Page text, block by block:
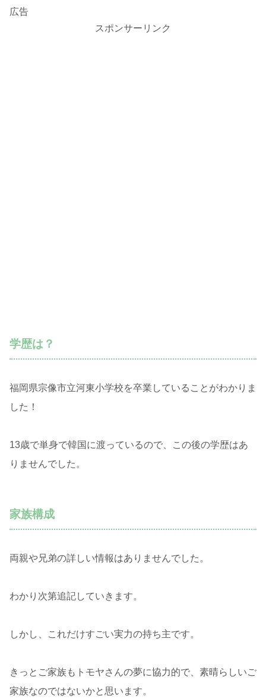
広告
スポンサーリンク
学歴は？
福岡県宗像市立河東小学校を卒業していることがわかりま
した！
13歳で単身で韓国に渡っているので、この後の学歴はあ
りませんでした。
家族構成
両親や兄弟の詳しい情報はありませんでした。
わかり次第追記していきます。
しかし、これだけすごい実力の持ち主です。
きっとご家族もトモヤさんの夢に協力的で、素晴らしいご
家族なのではないかと思います。